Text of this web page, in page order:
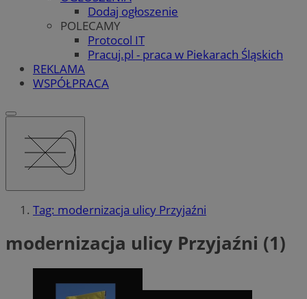
Dodaj ogłoszenie
POLECAMY
Protocol IT
Pracuj.pl - praca w Piekarach Śląskich
REKLAMA
WSPÓŁPRACA
Tag: modernizacja ulicy Przyjaźni
modernizacja ulicy Przyjaźni (1)